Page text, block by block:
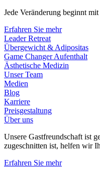
Jede Veränderung beginnt
Erfahren Sie mehr
Leader Retreat
Übergewicht & Adipositas
Game Changer Aufenthalt
Ästhetische Medizin
Unser Team
Medien
Blog
Karriere
Preisgestaltung
Über uns
Unsere Gastfreundschaft ist
zugeschnitten ist, helfen wir
Erfahren Sie mehr